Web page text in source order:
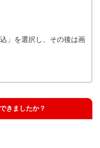
」を選択し、その後は画
きましたか？